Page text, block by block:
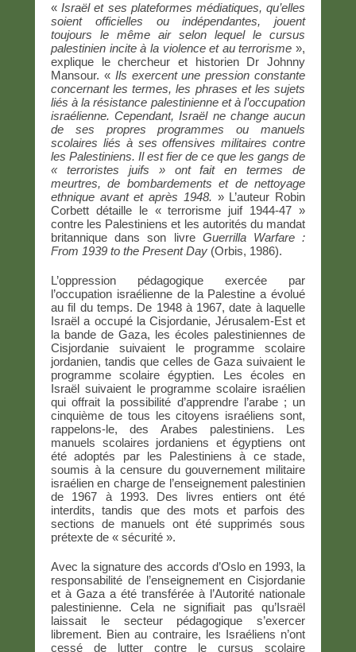
«Israël et ses plateformes médiatiques, qu’elles
soient officielles ou indépendantes, jouent
toujours le même air selon lequel le cursus
palestinien incite à la violence et au terrorisme »,
explique le chercheur et historien Dr Johnny
Mansour. « Ils exercent une pression constante
concernant les termes, les phrases et les sujets
liés à la résistance palestinienne et à l’occupation
israélienne. Cependant, Israël ne change aucun
de ses propres programmes ou manuels
scolaires liés à ses offensives militaires contre
les Palestiniens. Il est fier de ce que les gangs de
« terroristes juifs » ont fait en termes de
meurtres, de bombardements et de nettoyage
ethnique avant et après 1948. » L’auteur Robin
Corbett détaille le « terrorisme juif 1944-47 »
contre les Palestiniens et les autorités du mandat
britannique dans son livre Guerrilla Warfare :
From 1939 to the Present Day (Orbis, 1986).
L’oppression pédagogique exercée par
l’occupation israélienne de la Palestine a évolué
au fil du temps. De 1948 à 1967, date à laquelle
Israël a occupé la Cisjordanie, Jérusalem-Est et
la bande de Gaza, les écoles palestiniennes de
Cisjordanie suivaient le programme scolaire
jordanien, tandis que celles de Gaza suivaient le
programme scolaire égyptien. Les écoles en
Israël suivaient le programme scolaire israélien
qui offrait la possibilité d’apprendre l’arabe ; un
cinquième de tous les citoyens israéliens sont,
rappelons-le, des Arabes palestiniens. Les
manuels scolaires jordaniens et égyptiens ont
été adoptés par les Palestiniens à ce stade,
soumis à la censure du gouvernement militaire
israélien en charge de l’enseignement palestinien
de 1967 à 1993. Des livres entiers ont été
interdits, tandis que des mots et parfois des
sections de manuels ont été supprimés sous
prétexte de « sécurité ».
Avec la signature des accords d’Oslo en 1993, la
responsabilité de l’enseignement en Cisjordanie
et à Gaza a été transférée à l’Autorité nationale
palestinienne. Cela ne signifiait pas qu’Israël
laissait le secteur pédagogique s’exercer
librement. Bien au contraire, les Israéliens n’ont
cessé de lutter contre le cursus scolaire